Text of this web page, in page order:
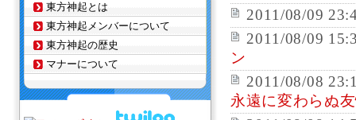
2011/08/09
2011/08/09
ン
2011/08/08
永遠に変わらぬ
東方神起とは
東方神起メンバーについて
東方神起の歴史
マナーについて